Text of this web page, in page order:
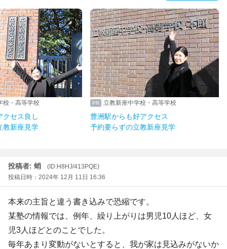
立教新座中学校・高等学校
吉祥寺駅からアクセス良し
予約要らずの立教新座見学
立教新座中学校・高等学
豊洲駅からも好アクセス
予約要らずの立教新座見
投稿者: 蛸
(ID:H8HJ/413PQE)
投稿日時：2024年 12月 11日 16:36
本来の主旨と違う書き込みで恐縮です。
某塾の情報では、例年、繰り上がりは男児10人ほど、女
児3人ほどとのことでした。
毎年あまり変動がないとすると、我が家は見込みがないか